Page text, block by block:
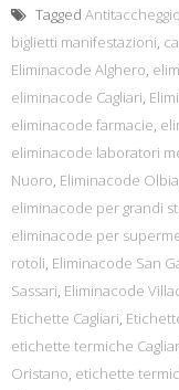
Tagged
biglietti manifestazioni,
Eliminacode Alghero,
eliminacode Cagliari,
eliminacode farmacie,
eliminacode laboratori
Nuoro, Eliminacode Olbia
eliminacode per grandi
eliminacode per
rotoli, Eliminacode San
Sassari, Eliminacode
Etichette Cagliari,
etichette termiche
Oristano, etichette